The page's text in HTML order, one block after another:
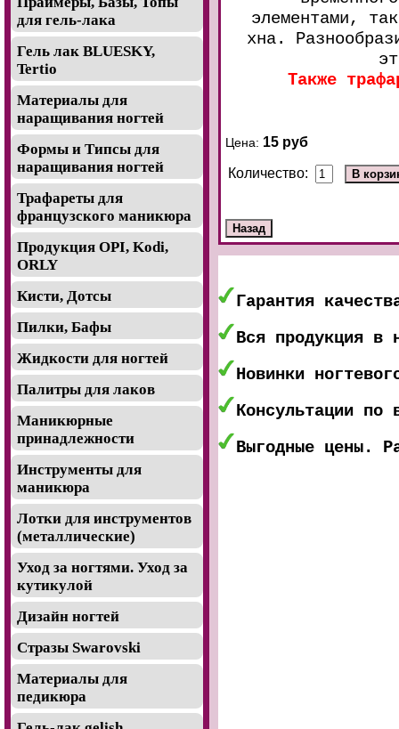
для гель-лака
Гель лак BLUESKY,
Tertio
Материалы для
наращивания ногтей
Формы и Типсы для
наращивания ногтей
Трафареты для
французского маникюра
Продукция OPI, Kodi,
ORLY
Кисти, Дотсы
Пилки, Бафы
Жидкости для ногтей
Палитры для лаков
Маникюрные
принадлежности
Инструменты для
маникюра
Лотки для инструментов
(металлические)
Уход за ногтями. Уход за
кутикулой
Дизайн ногтей
Стразы Swarovski
Материалы для
педикюра
элементами,
хна.
Также
Цена: 15 руб
Количество:
Гарантия
Вся продукция в
Новинки
Консультации по
Выгодные цены.